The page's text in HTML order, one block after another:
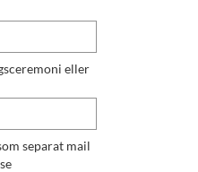
eller
separat mail